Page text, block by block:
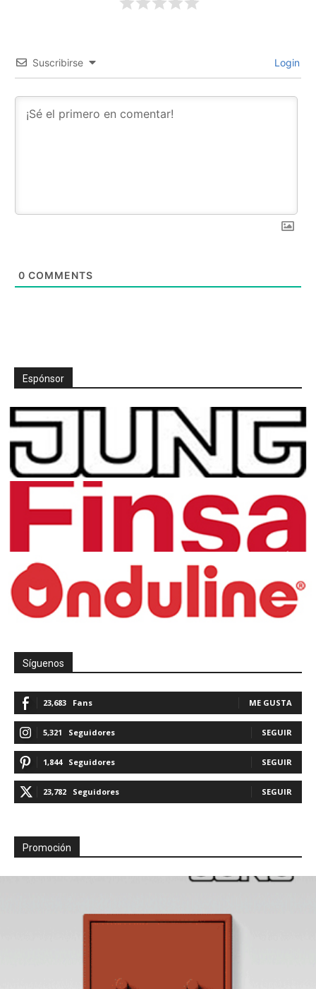
Suscribirse Login
0 COMMENTS
Espónsor
Síguenos
23,683 Fans ME GUSTA
5,321 Seguidores SEGUIR
1,844 Seguidores SEGUIR
23,782 Seguidores SEGUIR
Promoción